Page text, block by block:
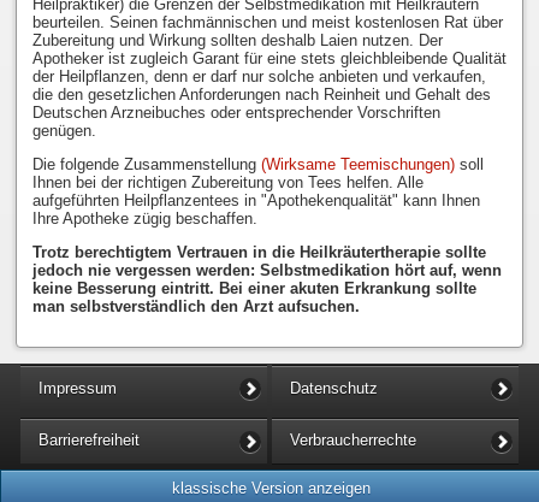
Heilpraktiker) die Grenzen der Selbstmedikation mit Heilkräutern
beurteilen. Seinen fachmännischen und meist kostenlosen Rat über
Zubereitung und Wirkung sollten deshalb Laien nutzen. Der
Apotheker ist zugleich Garant für eine stets gleichbleibende Qualität
der Heilpflanzen, denn er darf nur solche anbieten und verkaufen,
die den gesetzlichen Anforderungen nach Reinheit und Gehalt des
Deutschen Arzneibuches oder entsprechender Vorschriften
genügen.
Die folgende Zusammenstellung (Wirksame Teemischungen)soll
Ihnen bei der richtigen Zubereitung von Tees helfen. Alle
aufgeführten Heilpflanzentees in "Apothekenqualität" kann Ihnen
Ihre Apotheke zügig beschaffen.
Trotz berechtigtem Vertrauen in die Heilkräutertherapie sollte
jedoch nie vergessen werden: Selbstmedikation hört auf, wenn
keine Besserung eintritt. Bei einer akuten Erkrankung sollte
man selbstverständlich den Arzt aufsuchen.
Impressum Datenschutz
Barrierefreiheit Verbraucherrechte
klassische Version anzeigen